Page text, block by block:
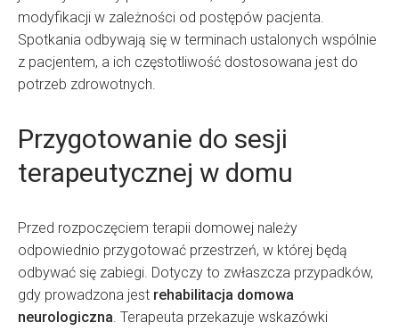
modyfikacji w zależności od postępów pacjenta.
Spotkania odbywają się w terminach ustalonych wspólnie
z pacjentem, a ich częstotliwość dostosowana jest do
potrzeb zdrowotnych.
Przygotowanie do sesji
terapeutycznej w domu
Przed rozpoczęciem terapii domowej należy
odpowiednio przygotować przestrzeń, w której będą
odbywać się zabiegi. Dotyczy to zwłaszcza przypadków,
gdy prowadzona jest rehabilitacja domowa
neurologiczna. Terapeuta przekazuje wskazówki